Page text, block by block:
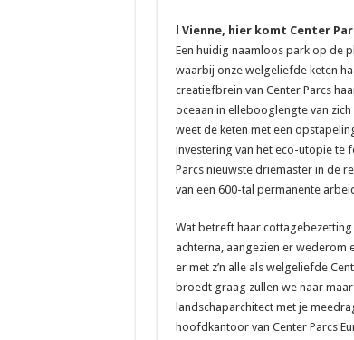
l Vienne, hier komt Center
Een huidig naamloos park op de
waarbij onze welgeliefde keten
creatiefbrein van Center Parcs
oceaan in ellebooglengte van
weet de keten met een
investering van het eco-utopie te
Parcs nieuwste driemaster in de
van een 600-tal permanente
Wat betreft haar
achterna, aangezien er wederom
er met z’n alle als welgeliefde
broedt graag zullen we naar
landschaparchitect met je
hoofdkantoor van Center Parcs